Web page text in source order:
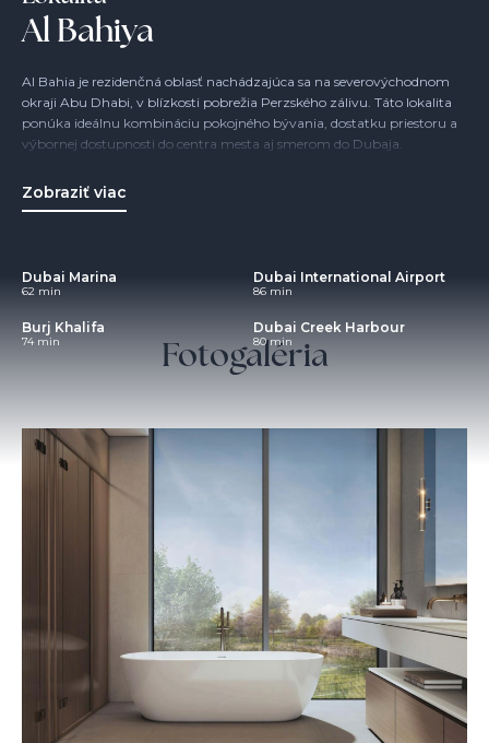
Al Bahiya
Al Bahia je rezidenčná oblasť nachádzajúca sa na severovýchodnom
okraji Abu Dhabi, v blízkosti pobrežia Perzského zálivu. Táto lokalita
ponúka ideálnu kombináciu pokojného bývania, dostatku priestoru a
výbornej dostupnosti do centra mesta aj smerom do Dubaja.
Z pôvodne nenápadnej oblasti sa postupne stáva vyhľadávaná lokalita
pre rodiny aj investorov, ktorí hľadajú dostupnejšiu alternatívu k
pokojné prostredie, ktoré kontrastuje s rušným centrom mesta.
Lokalita je tak ideálnym miestom pre tých, ktorí chcú spojiť moderný
životný štýl so súkromím a pohodou.
Zobraziť viac
Dubai Marina
62 min
Dubai International Airport
86 min
Burj Khalifa
74 min
Dubai Creek Harbour
80 min
Fotogaléria